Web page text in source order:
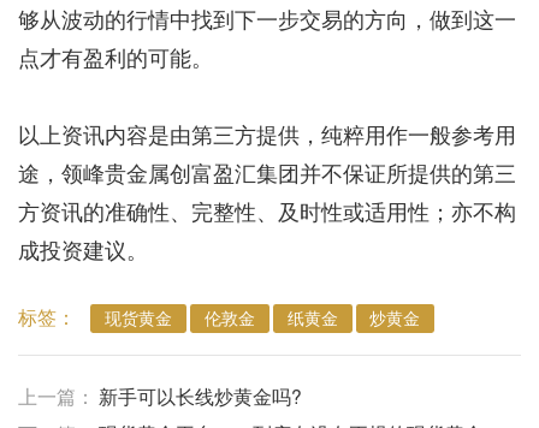
够从波动的行情中找到下一步交易的方向，做到这一
点才有盈利的可能。
以上资讯内容是由第三方提供，纯粹用作一般参考用
途，领峰贵金属创富盈汇集团并不保证所提供的第三
方资讯的准确性、完整性、及时性或适用性；亦不构
成投资建议。
标签： 现货黄金 伦敦金 纸黄金 炒黄金
上一篇： 新手可以长线炒黄金吗?